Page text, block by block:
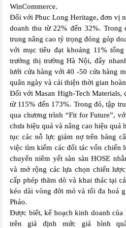
WinCommerce.
Đối với Phuc Long Heritage, đơn vị
doanh thu từ 22% đến 32%.
trung nâng cao tỷ trọng đóng góp
với mục tiêu đạt khoảng 11%
trưởng thị trường Hà Nội, đẩy
lưới cửa hàng với 40 -50 cửa hàng
quân ngày và cải thiện thời gian
Đối với Masan High-Tech Materials,
từ 115% đến 173%. Trong đó, tập
qua chương trình “Fit for Future”,
chưa hiệu quả và nâng cao hiệu quả
tục các nỗ lực giảm nợ trên bảng
việc tìm kiếm các đối tác vốn chiến
chuyển niêm yết sàn sàn HOSE
và mở rộng các lựa chọn chiến
cấp phép thăm dò và khai thác tại
kéo dài vòng đời mỏ và tối đa hoá
Pháo.
Được biết, kế hoạch kinh doanh của
trên giả định mức giá bình